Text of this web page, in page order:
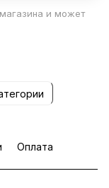
и может
Оплата